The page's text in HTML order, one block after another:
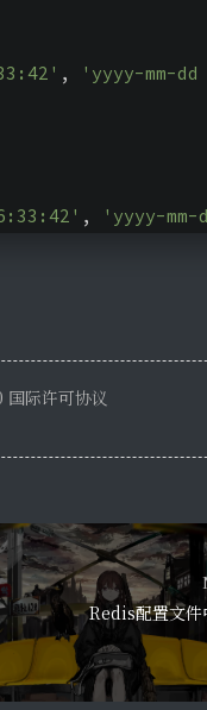
, 'yyyy-mm-
, 'yyyy-
国际许可协议
Redis配置文